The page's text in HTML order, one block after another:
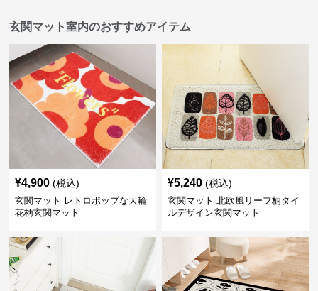
玄関マット室内のおすすめアイテム
¥4,900 (税込)
玄関マット レトロポップな大輪
花柄玄関マット
¥5,240 (税込)
玄関マット 北欧風リーフ柄タイ
ルデザイン玄関マット